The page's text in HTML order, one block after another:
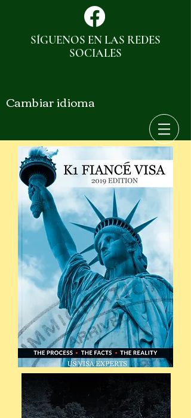
SÍGUENOS EN LAS REDES
SOCIALES
Cambiar idioma